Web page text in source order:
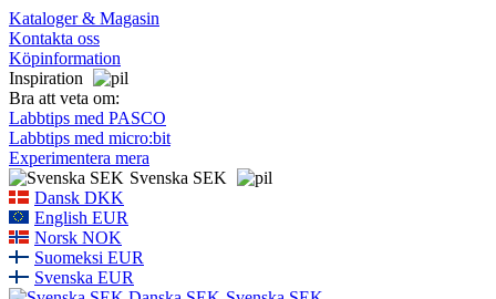
Kataloger & Magasin
Kontakta oss
Köpinformation
Inspiration
Bra att veta om:
Labbtips med PASCO
Labbtips med micro:bit
Experimentera mera
Svenska SEK
Dansk DKK
English EUR
Norsk NOK
Suomeksi EUR
Svenska EUR